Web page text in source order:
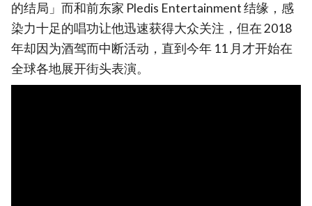
的结局」而和前东家 Pledis Entertainment 结缘，感
染力十足的唱功让他迅速获得大众关注，但在 2018
年却因为酒驾而中断活动，直到今年 11 月才开始在
全球各地展开街头表演。